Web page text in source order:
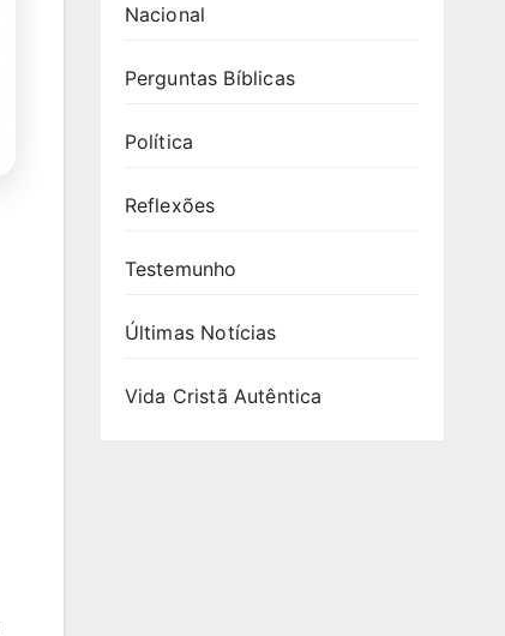
Nacional
Perguntas Bíblicas
Política
Reflexões
Testemunho
Últimas Notícias
Vida Cristã Autêntica